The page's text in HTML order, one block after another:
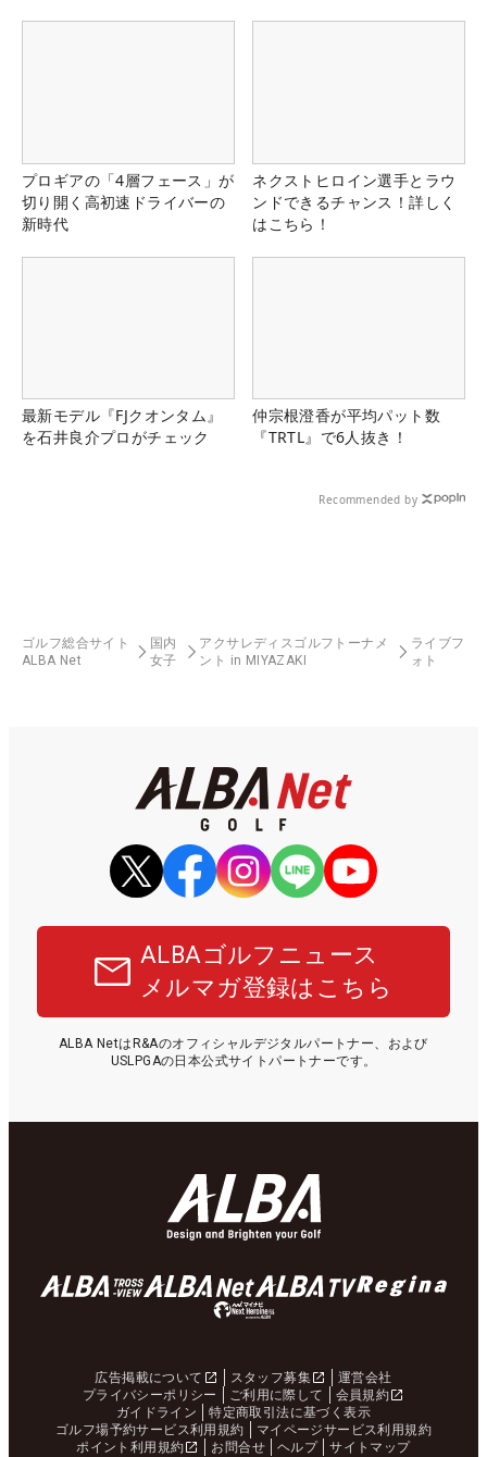
プロギアの「4層フェース」が
切り開く高初速ドライバーの
新時代
ネクストヒロイン選手とラウ
ンドできるチャンス！詳しく
はこちら！
最新モデル『FJクオンタム』
を石井良介プロがチェック
仲宗根澄香が平均パット数
『TRTL』で6人抜き！
Recommended by
ゴルフ総合サイト
ALBA Net
国内
女子
アクサレディスゴルフトーナメ
ント in MIYAZAKI
ライブフ
ォト
ALBAゴルフニュース
メルマガ登録はこちら
ALBA NetはR&Aのオフィシャルデジタルパートナー、および
USLPGAの日本公式サイトパートナーです。
広告掲載について スタッフ募集
運営会社
プライバシーポリシー
ご利用に際して
会員規約
ガイドライン
特定商取引法に基づく表示
ゴルフ場予約サービス利用規約
マイページサービス利用規約
ポイント利用規約
お問合せ ヘルプ サイトマップ